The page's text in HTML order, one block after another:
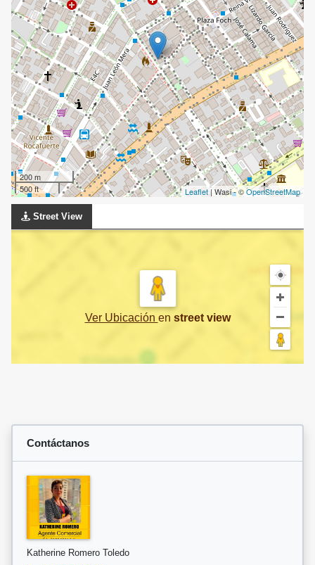
200 m
500 ft
Leaflet| Wasi - ©OpenStreetMap
Street View
Ver Ubicación en street view
Contáctanos
Katherine Romero Toledo